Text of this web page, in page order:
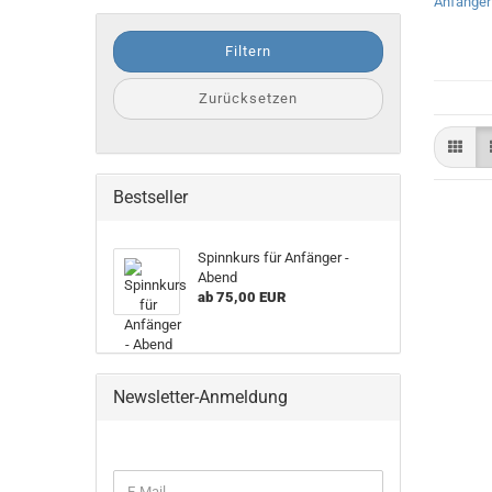
Filtern
Zurücksetzen
Bestseller
Spinnkurs für Anfänger -
Abend
ab 75,00 EUR
Newsletter-Anmeldung